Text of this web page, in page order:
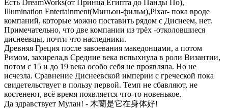
Есть DreamWorks(от Принца Египта до Панды По),
Illumination Entertainment(Миньон-фильм),Pixar- пока вроде
компаний, которые можно поставить рядом с Диснеем, нет.
Примечательно, что две компании из трёх -отколовшиеся
диснеевцы, почти что наследники.
Древняя Греция после завоевания македонцами, а потом
Римом, захирела,в Средние века вспыхнула в роли Византии,
потом с 15 и до 19 века особо себя не проявляла. Но не
исчезла. Сравнение Диснеевской империи с греческой пока
свидетельствует в пользу первой. Темп не сбавляют, не
костенеют, всё время появляется что-то новенькое.
Да здравствует Мулан! - 木蘭是它在身体好!